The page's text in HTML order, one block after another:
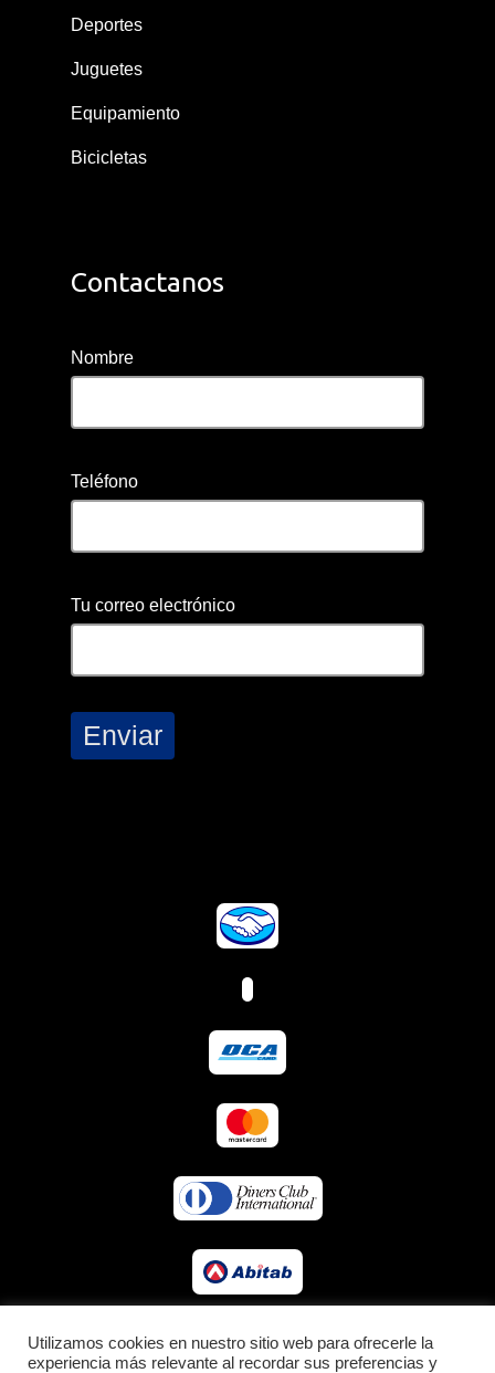
Deportes
Juguetes
Equipamiento
Bicicletas
Contactanos
Nombre
Teléfono
Tu correo electrónico
Utilizamos cookies en nuestro sitio web para ofrecerle la
experiencia más relevante al recordar sus preferencias y